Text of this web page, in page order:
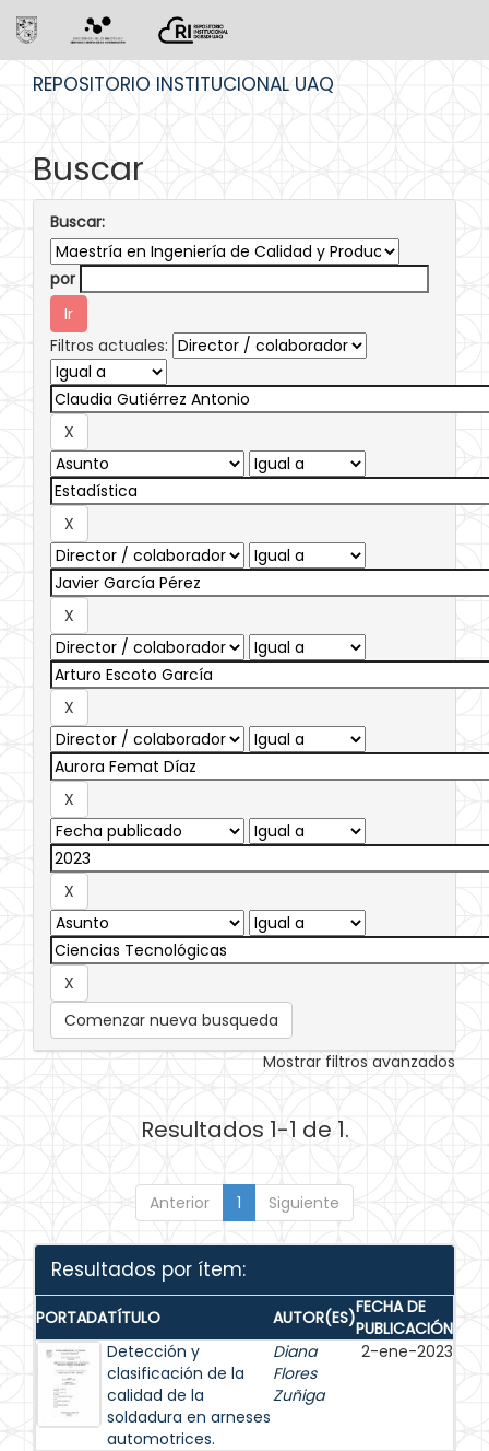
REPOSITORIO INSTITUCIONAL UAQ
Buscar
Buscar:
por
Filtros actuales:
Comenzar nueva busqueda
Mostrar filtros avanzados
Resultados 1-1 de 1.
Anterior 1 Siguiente
Resultados por ítem:
PORTADATÍTULO AUTOR(ES)FECHA DE
PUBLICACIÓN
Detección y
clasificación de la
calidad de la
soldadura en arneses
automotrices.
Diana
Flores
Zuñiga
2-ene-2023